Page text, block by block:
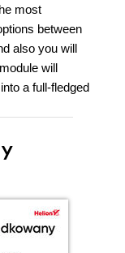
most
between
also you will
will
a full-fledged